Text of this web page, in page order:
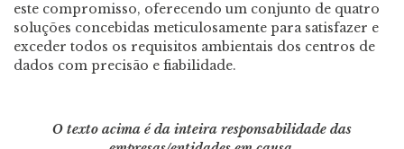
este compromisso, oferecendo um conjunto de quatro
soluções concebidas meticulosamente para satisfazer e
exceder todos os requisitos ambientais dos centros de
dados com precisão e fiabilidade.
O texto acima é da inteira responsabilidade das